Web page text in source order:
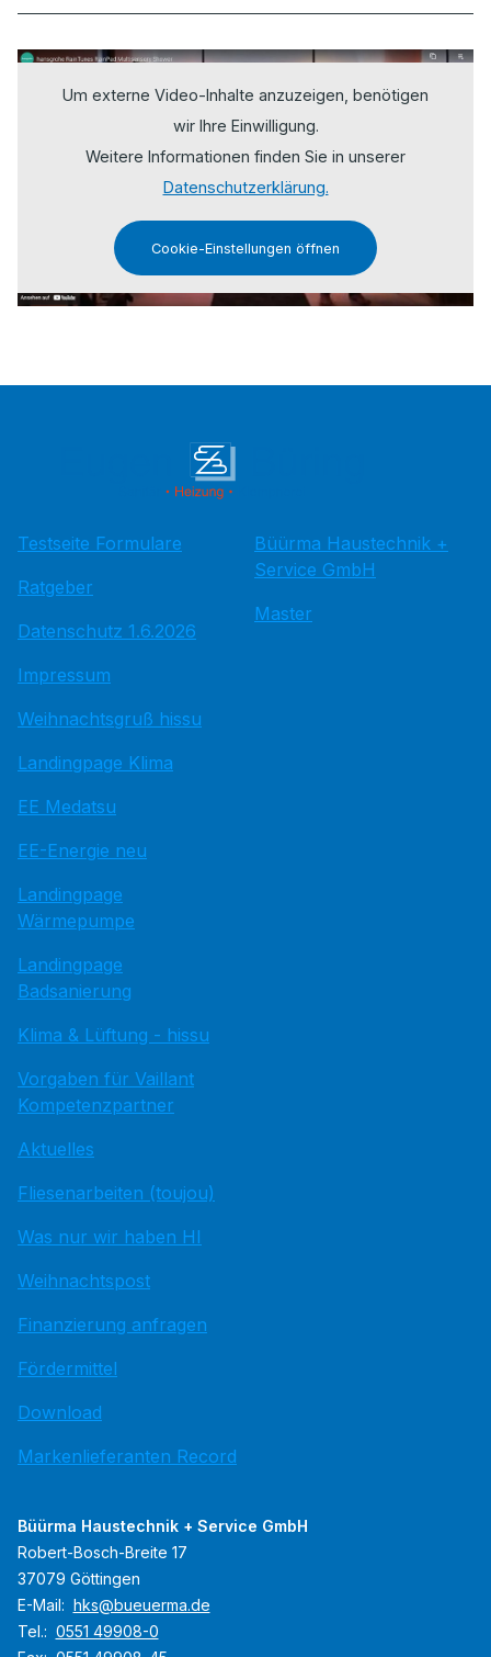
Um externe Video-Inhalte anzuzeigen, benötigen
wir Ihre Einwilligung.
Weitere Informationen finden Sie in unserer
Datenschutzerklärung.
Cookie-Einstellungen öffnen
Testseite Formulare
Ratgeber
Datenschutz 1.6.2026
Impressum
Weihnachtsgruß hissu
Landingpage Klima
EE Medatsu
EE-Energie neu
Landingpage
Wärmepumpe
Landingpage
Badsanierung
Klima & Lüftung - hissu
Vorgaben für Vaillant
Kompetenzpartner
Aktuelles
Fliesenarbeiten (toujou)
Was nur wir haben HI
Weihnachtspost
Finanzierung anfragen
Fördermittel
Download
Markenlieferanten Record
Büürma Haustechnik +
Service GmbH
Master
Büürma Haustechnik + Service GmbH
Robert-Bosch-Breite 17
37079 Göttingen
E-Mail: hks@bueuerma.de
Tel.: 0551 49908-0